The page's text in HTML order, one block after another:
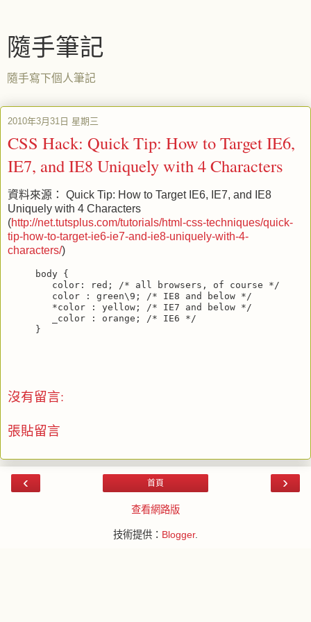
隨手筆記
隨手寫下個人筆記
2010年3月31日 星期三
CSS Hack: Quick Tip: How to Target IE6,
IE7, and IE8 Uniquely with 4 Characters
資料來源： Quick Tip: How to Target IE6, IE7, and IE8
Uniquely with 4 Characters
(http://net.tutsplus.com/tutorials/html-css-techniques/quick-
tip-how-to-target-ie6-ie7-and-ie8-uniquely-with-4-
characters/)
body {
   color: red; /* all browsers, of course */
   color : green\9; /* IE8 and below */
   *color : yellow; /* IE7 and below */
   _color : orange; /* IE6 */
}
沒有留言:
張貼留言
‹ ›
首頁
查看網路版
技術提供： Blogger.